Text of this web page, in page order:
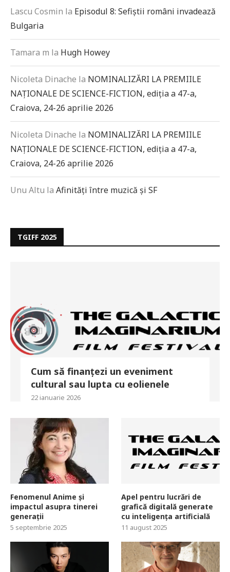
Lascu Cosmin la Episodul 8: Sefiștii români invadează
Bulgaria
Tamara m la Hugh Howey
Nicoleta Dinache la NOMINALIZĂRI LA PREMIILE
NAȚIONALE DE SCIENCE-FICTION, ediția a 47-a,
Craiova, 24-26 aprilie 2026
Nicoleta Dinache la NOMINALIZĂRI LA PREMIILE
NAȚIONALE DE SCIENCE-FICTION, ediția a 47-a,
Craiova, 24-26 aprilie 2026
Unu Altu la Afinități între muzică și SF
TGIFF 2025
Cum să finanțezi un eveniment
cultural sau lupta cu eolienele
22 ianuarie 2026
Fenomenul Anime și
impactul asupra tinerei
generații
5 septembrie 2025
Apel pentru lucrări de
grafică digitală generate
cu inteligența artificială
11 august 2025